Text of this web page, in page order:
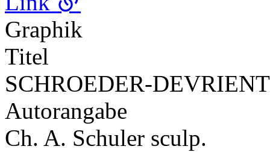
Graphik
Titel
SCHROEDER-DEVRIENT
Autorangabe
Ch. A. Schuler sculp.